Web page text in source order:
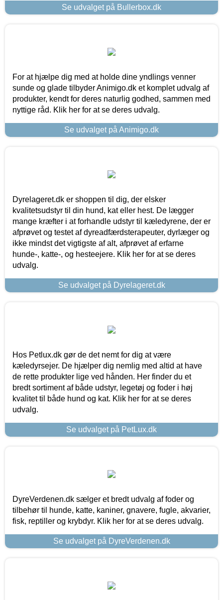
Se udvalget på Bullerbox.dk
For at hjælpe dig med at holde dine yndlings venner
sunde og glade tilbyder Animigo.dk et komplet udvalg af
produkter, kendt for deres naturlig godhed, sammen med
nyttige råd. Klik her for at se deres udvalg.
Se udvalget på Animigo.dk
Dyrelageret.dk er shoppen til dig, der elsker
kvalitetsudstyr til din hund, kat eller hest. De lægger
mange kræfter i at forhandle udstyr til kæledyrene, der er
afprøvet og testet af dyreadfærdsterapeuter, dyrlæger og
ikke mindst det vigtigste af alt, afprøvet af erfarne
hunde-, katte-, og hesteejere. Klik her for at se deres
udvalg.
Se udvalget på Dyrelageret.dk
Hos Petlux.dk gør de det nemt for dig at være
kæledyrsejer. De hjælper dig nemlig med altid at have
de rette produkter lige ved hånden. Her finder du et
bredt sortiment af både udstyr, legetøj og foder i høj
kvalitet til både hund og kat. Klik her for at se deres
udvalg.
Se udvalget på PetLux.dk
DyreVerdenen.dk sælger et bredt udvalg af foder og
tilbehør til hunde, katte, kaniner, gnavere, fugle, akvarier,
fisk, reptiller og krybdyr. Klik her for at se deres udvalg.
Se udvalget på DyreVerdenen.dk